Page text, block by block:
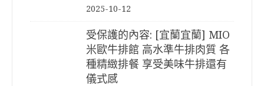
2025-10-12
受保護的內容: [宜蘭宜蘭] MIO
米歐牛排館 高水準牛排肉質 各
種精緻排餐 享受美味牛排還有
儀式感